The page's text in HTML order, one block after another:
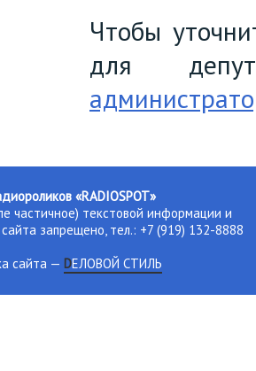
Чтобы
для
«RADIOSPOT»
частичное) текстовой информации и
запрещено, тел.: +7 (919) 132-8888
сайта — DЕЛОВОЙ СТИЛЬ